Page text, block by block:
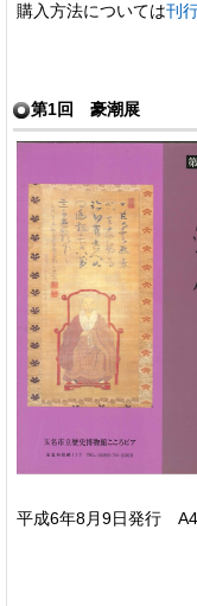
購入方法については刊
第1回 豪潮展
平成6年8月9日発行